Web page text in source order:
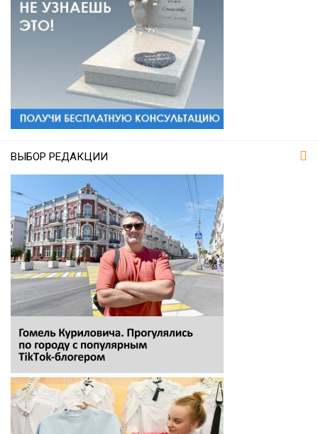
ВЫБОР РЕДАКЦИИ